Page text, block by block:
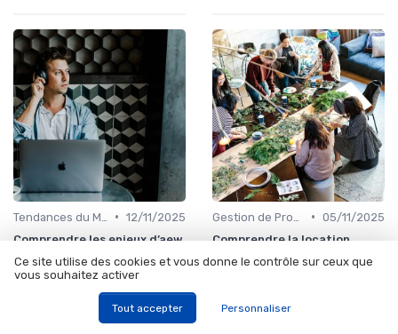
• 12/11/2025
Comprendre les enjeux d’aew
investisseurs particuliers
• 05/11/2025
Comprendre la location
flexible pour investir dans la
Ce site utilise des cookies et vous donne le contrôle sur ceux que
vous souhaitez activer
Tout accepter Personnaliser